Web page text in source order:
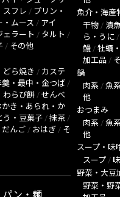
スフレ / プリン・
・ムース / アイ
ェラート / タルト /
/ その他
どら焼き / カステ
羹・最中・金つば /
わらび餅 / せんべ
かき・あられ・か
う・豆菓子 / 抹茶 /
だんご / おはぎ / そ
魚介・海産
干物 / 漬魚
ら・うに /
鰻 / 牡蠣
加工品 /
鍋
肉系 / 魚
他
おつまみ
肉系 / 魚
他
スープ・味
スープ /
野菜・大豆
野菜・野